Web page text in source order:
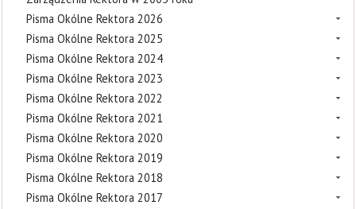
Pisma Okólne Rektora 2026
Pisma Okólne Rektora 2025
Pisma Okólne Rektora 2024
Pisma Okólne Rektora 2023
Pisma Okólne Rektora 2022
Pisma Okólne Rektora 2021
Pisma Okólne Rektora 2020
Pisma Okólne Rektora 2019
Pisma Okólne Rektora 2018
Pisma Okólne Rektora 2017